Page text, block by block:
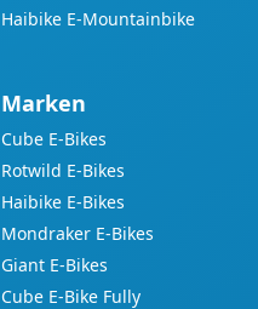
Haibike E-Mountainbike
Marken
Cube E-Bikes
Rotwild E-Bikes
Haibike E-Bikes
Mondraker E-Bikes
Giant E-Bikes
Cube E-Bike Fully